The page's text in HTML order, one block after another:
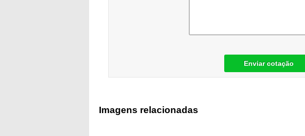
Enviar cotação
Imagens relacionadas